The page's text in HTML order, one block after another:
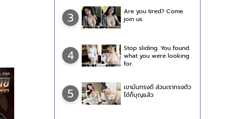
3
Are you tired? Come
join us.
4
Stop sliding. You found
what you were looking
for.
5
เขามันทรงดี ส่วนเราทรงตัว
ได้ก็บุญแล้ว